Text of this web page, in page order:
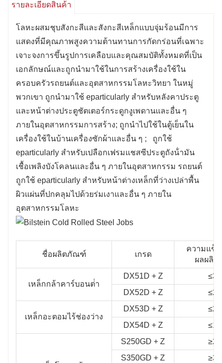
โลหะวิทยา
ในหมู่พวกเขา ส่วนใหญ่จะใช้สําหรับ
หลังคาประตูและหน้าต่างประตูบานประตู
เพดานกระดูกงูเพดาน ฯลฯ ใน
อุตสาหกรรมการก่อสร้าง
รายละเอียดสินค้า
โลหะผสมชุบสังกะสีและสังกะสีเหล็กแบบจุ่มร้อนมีการ
แสดงที่มีคุณภาพสูงความต้านทานการกัดกร่อนที่เฉพาะ
เจาะจงการขึ้นรูปการเคลือบและคุณสมบัติทั้งหมดที่เป็น
เอกลักษณ์และถูกนํามาใช้ในการสร้างเครื่องใช้ใน
ครอบครัวรถยนต์และอุตสาหกรรมโลหะวิทยา ในหมู่
พวกเขา ถูกนํามาใช้ eparticularly สําหรับหลังคาประตู
และหน้าต่างประตูชัตเตอร์กระดูกงูเพดานและอื่น ๆ
ภายในอุตสาหกรรมการสร้าง; ถูกนําไปใช้ในตู้เย็นใน
เครื่องใช้ในบ้านเครื่องซักผ้าและอื่น ๆ ; ถูกใช้
eparticularly สําหรับเปลือกเฟรมแชสซีประตูถังน้ํามัน
เชื้อเพลิงบังโคลนและอื่น ๆ ภายในอุตสาหกรรม รถยนต์
ถูกใช้ eparticularly สําหรับหน้าต่างเหล็กที่ว่างเปล่าพื้น
ผิวแผ่นที่ปกคลุมไปด้วยร่มเงาและอื่น ๆ ภายใน
อุตสาหกรรมโลหะ
ชื่อผลิตภัณฑ์ เกรด
ความแข็ง
ผลผลิต
เหล็กกล้าคาร์บอนต่ํา
DX51D + Z
DX52D + Z
เหล็กอะตอมไร้ช่องว่าง
DX53D + Z
DX54D + Z
S250GD + Z
S350GD + Z